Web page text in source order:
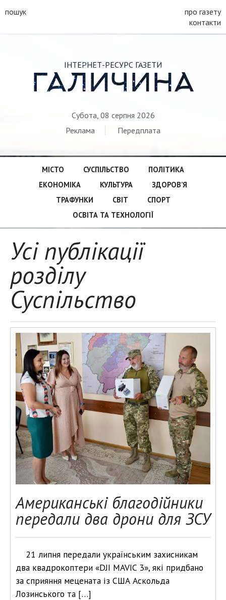
пошук
про газету
контакти
ІНТЕРНЕТ-РЕСУРС ГАЗЕТИ
ГАЛИЧИНА
Субота, 08 серпня 2026
Реклама
Передплата
МІСТО СУСПІЛЬСТВО
ПОЛІТИКА
ЕКОНОМІКА
КУЛЬТУРА
ЗДОРОВ’Я
ТРАФУНКИ
СВІТ
СПОРТ
ОСВІТА ТА ТЕХНОЛОГІЇ
Усі публікації
розділу
Суспільство
Американські благодійники
передали два дрони для ЗСУ
21 липня передали українським захисникам
два квадрокоптери «DJI MAVIC 3», які придбано
за сприяння мецената із США Аскольда
Лозинського та […]